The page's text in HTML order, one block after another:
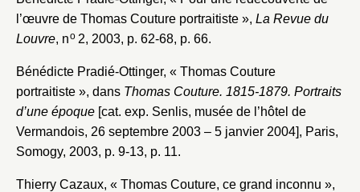
l’œuvre de Thomas Couture portraitiste », La Revue du
Louvre, no2, 2003, p. 62-68, p. 66.
Bénédicte Pradié-Ottinger, « Thomas Couture
portraitiste », dans Thomas Couture. 1815-1879. Portraits
d’une époque [cat. exp. Senlis, musée de l’hôtel de
Vermandois, 26 septembre 2003 – 5 janvier 2004], Paris,
Somogy, 2003, p. 9-13, p. 11.
Thierry Cazaux, « Thomas Couture, ce grand inconnu »,